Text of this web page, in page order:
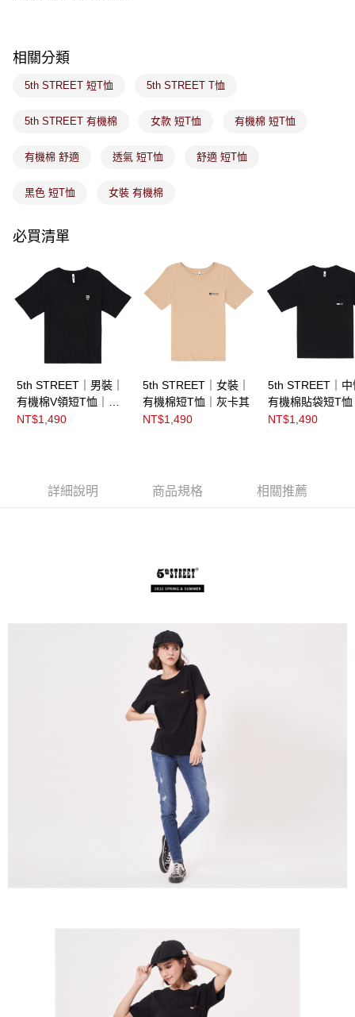
權轉讓予恩沛科技股份有限公司。
２．關於個人資料處理事宜，請瀏覽以下網址：
https://aftee.tw/terms/#terms3
任。
時審查核予不同之上限額度；若仍有額度不足之情形，本公司將視審查結果
恩沛科技股份有限公司將有權停止該用戶之使用額度並採取法律行動。
付款後7-11取貨
免運費
付款後門市取貨
相關分類
5th STREET 短T恤 5th STREET T恤
5th STREET 有機棉 女款 短T恤 有機棉 短T恤
有機棉 舒適 透氣 短T恤 舒適 短T恤
黑色 短T恤 女裝 有機棉
必買清單
5th STREET｜男裝｜
有機棉V領短T恤｜黑
色
NT$1,490
5th STREET｜女裝｜
有機棉短T恤｜灰卡其
NT$1,490
5th STREET｜中
有機棉貼袋短T恤
色
NT$1,490
詳細說明 商品規格 相關推薦